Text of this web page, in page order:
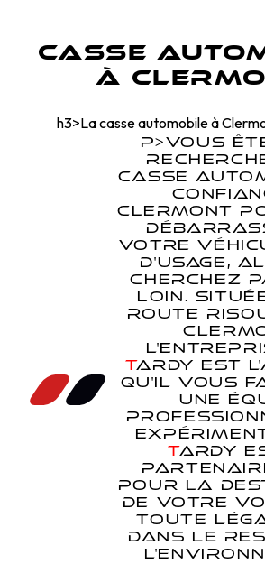
Casse
à
h3>La casse automobile à
P>VOUS
CASSE
CLERMONT
VOTRE
D'USAGE,
CHERCHEZ
LOIN.
ROUTE
TARDY EST
QU'IL VOUS
UNE
TARDY
POUR LA
DE VOTRE
TOUTE
DANS LE